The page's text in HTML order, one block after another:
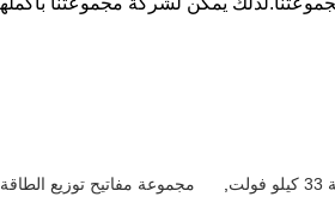
مجموعة مفاتيح توزيع الطاقة XGN2